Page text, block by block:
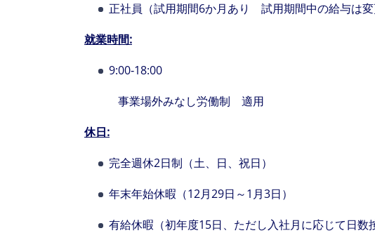
正社員（試用期間6か月あり 試用期間中の給与は変
就業時間:
9:00‐18:00
事業場外みなし労働制 適用
休日:
完全週休2日制（土、日、祝日）
年末年始休暇（12月29日～1月3日）
有給休暇（初年度15日、ただし入社月に応じて日数